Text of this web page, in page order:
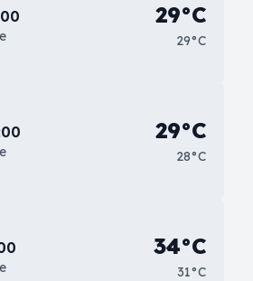
29°C
29°C
29°C
28°C
34°C
31°C